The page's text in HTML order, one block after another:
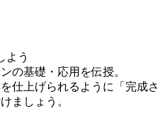
よう
の基礎・応用を伝授。
仕上げられるように「完成さ
ましょう。